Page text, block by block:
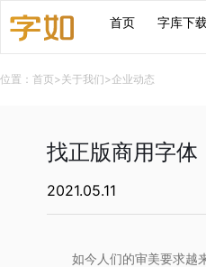
首页 字库下载
位置： 首页>关于我们>企业动态
找正版商用字
2021.05.11
如今人们的审美要求越